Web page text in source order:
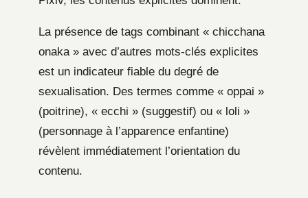
La présence de tags combinant « chicchana
onaka » avec d’autres mots-clés explicites
est un indicateur fiable du degré de
sexualisation. Des termes comme « oppai »
(poitrine), « ecchi » (suggestif) ou « loli »
(personnage à l’apparence enfantine)
révèlent immédiatement l’orientation du
contenu.